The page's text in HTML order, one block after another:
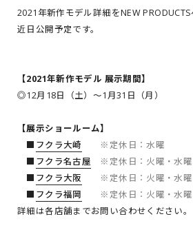
2021年新作モデル詳細をNEW PRODUCTS
近日公開予定です。
【2021年新作モデル 展示期間】
◎12月18日（土）～1月31日（月）
【展示ショールーム】
■ フクラ大崎
※定休日：水曜
■ フクラ名古屋
※定休日：火曜・水曜
■ フクラ大阪
※定休日：火曜・水曜
■ フクラ福岡
※定休日：火曜・水曜
詳細は各店舗までお問い合わせください。